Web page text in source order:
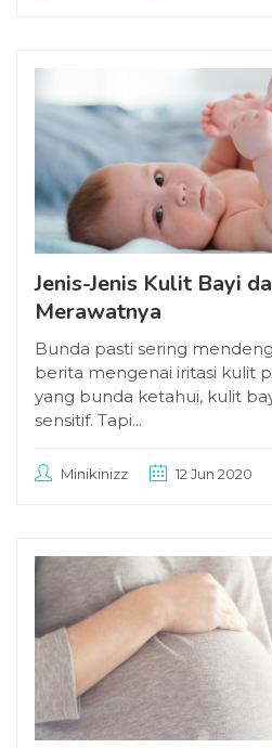
Jenis-Jenis Kulit Bayi
Merawatnya
Bunda pasti sering
berita mengenai iritasi kulit
yang bunda ketahui, kulit
sensitif. Tapi...
Minikinizz 12 Jun 2020